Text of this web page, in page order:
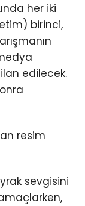
her iki
birinci,
edilecek.
sevgisini